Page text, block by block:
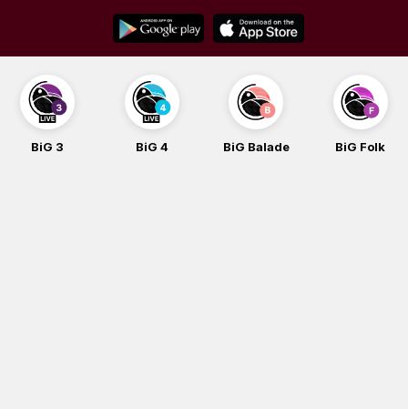
content
BiG 3 BiG 4 BiG Balade BiG Folk